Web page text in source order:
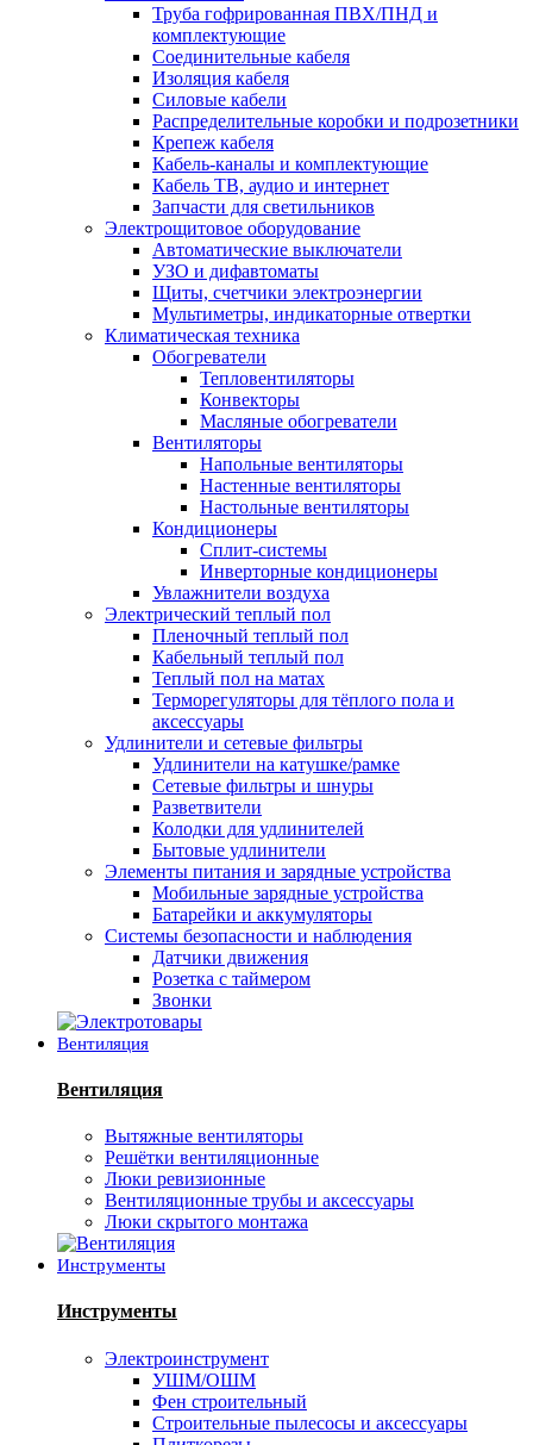
Труба гофрированная ПВХ/ПНД и
комплектующие
Соединительные кабеля
Изоляция кабеля
Силовые кабели
Распределительные коробки и подрозетники
Крепеж кабеля
Кабель-каналы и комплектующие
Кабель ТВ, аудио и интернет
Запчасти для светильников
Электрощитовое оборудование
Автоматические выключатели
УЗО и дифавтоматы
Щиты, счетчики электроэнергии
Мультиметры, индикаторные отвертки
Климатическая техника
Обогреватели
Тепловентиляторы
Конвекторы
Масляные обогреватели
Вентиляторы
Напольные вентиляторы
Настенные вентиляторы
Настольные вентиляторы
Кондиционеры
Сплит-системы
Инверторные кондиционеры
Увлажнители воздуха
Электрический теплый пол
Пленочный теплый пол
Кабельный теплый пол
Теплый пол на матах
Терморегуляторы для тёплого пола и
аксессуары
Удлинители и сетевые фильтры
Удлинители на катушке/рамке
Сетевые фильтры и шнуры
Разветвители
Колодки для удлинителей
Бытовые удлинители
Элементы питания и зарядные устройства
Мобильные зарядные устройства
Батарейки и аккумуляторы
Системы безопасности и наблюдения
Датчики движения
Розетка с таймером
Звонки
Вентиляция
Вентиляция
Вытяжные вентиляторы
Решётки вентиляционные
Люки ревизионные
Вентиляционные трубы и аксессуары
Люки скрытого монтажа
Инструменты
Инструменты
Электроинструмент
УШМ/ОШМ
Фен строительный
Строительные пылесосы и аксессуары